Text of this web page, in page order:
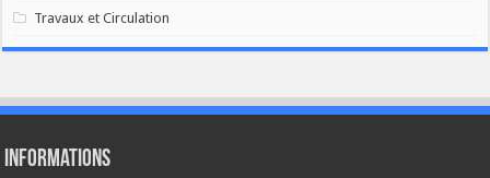
Travaux et Circulation
Informations